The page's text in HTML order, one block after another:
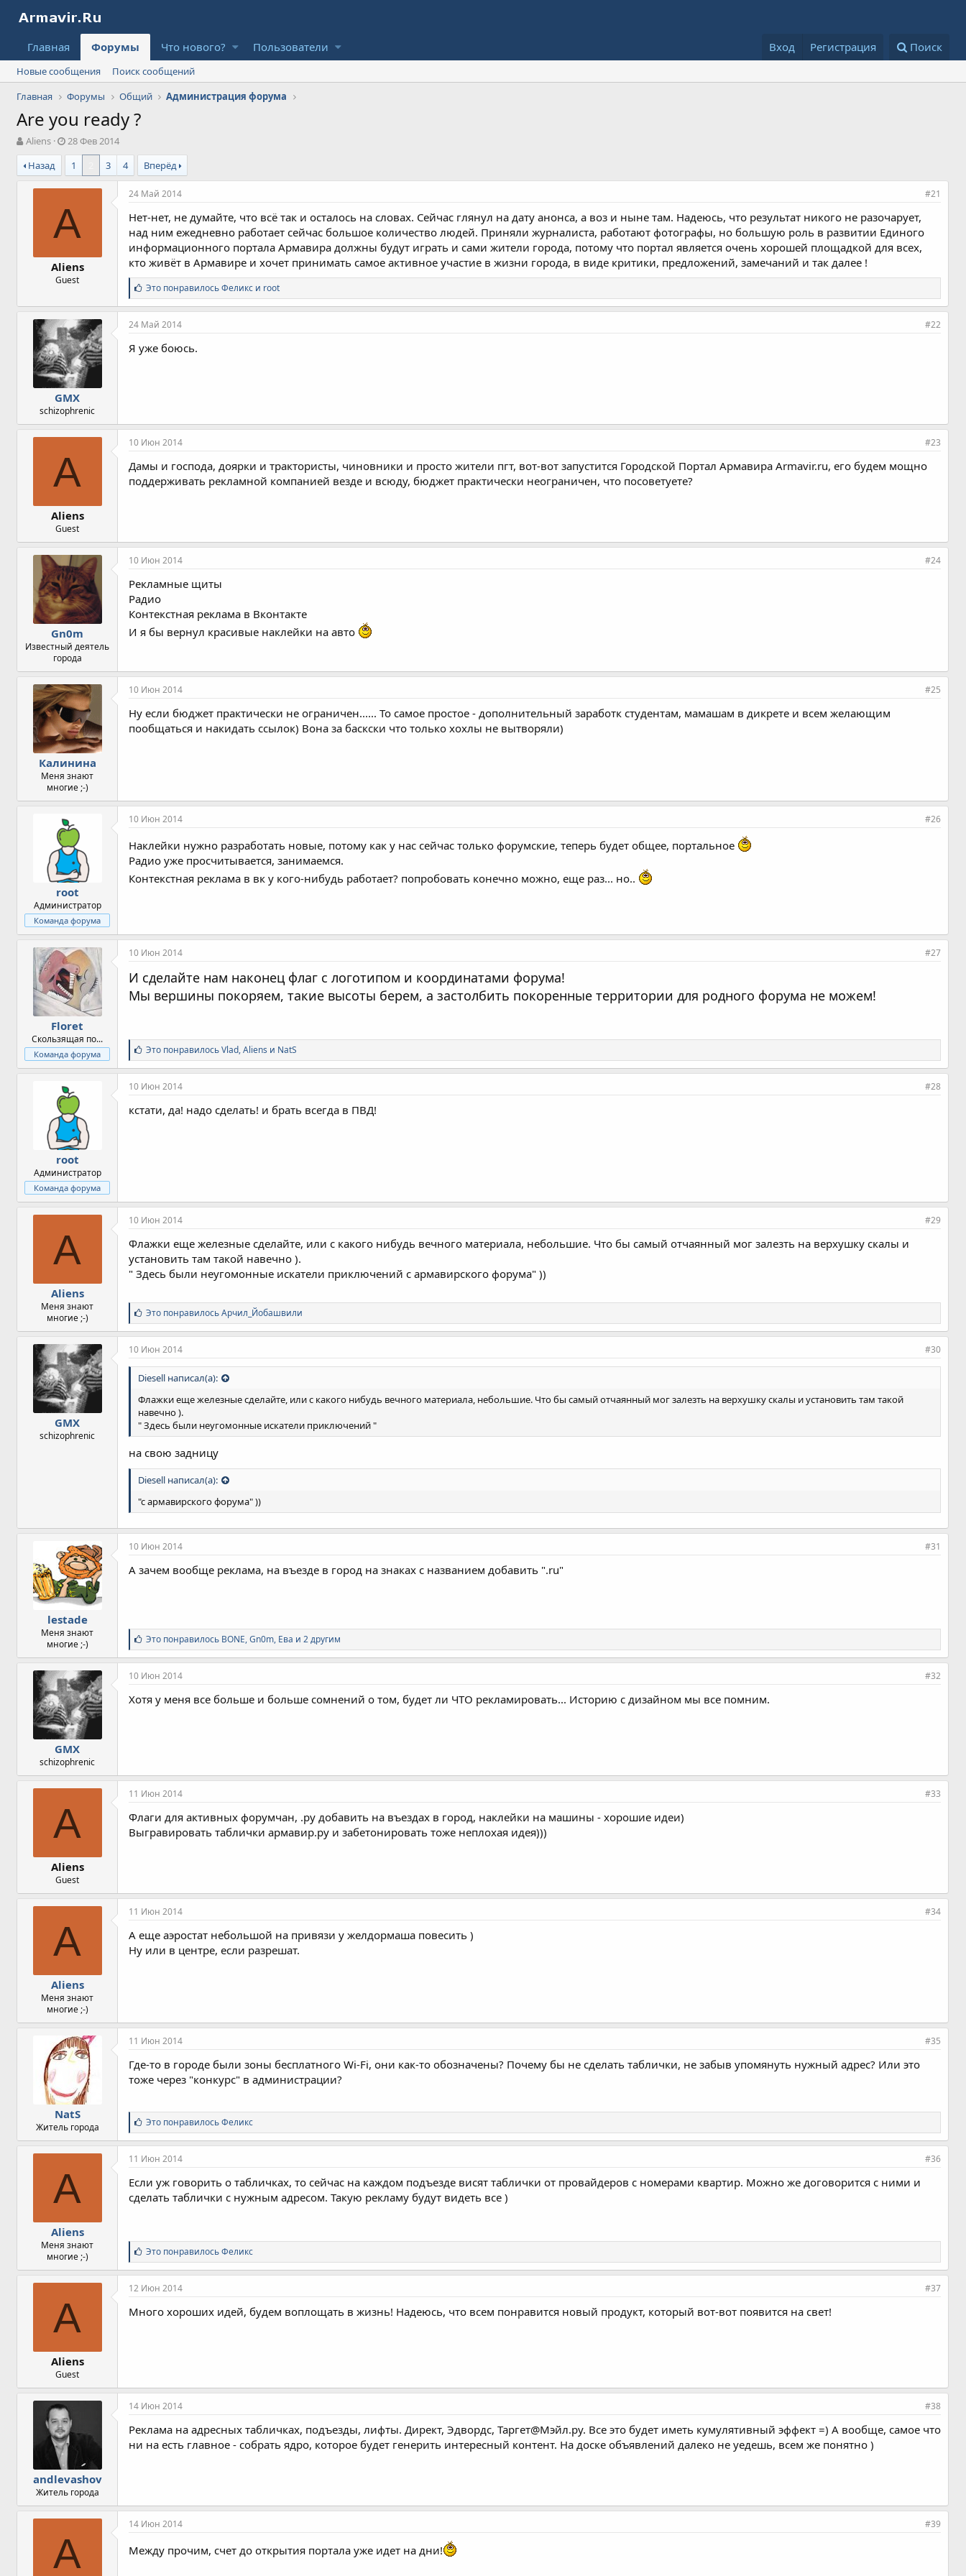
Главная Форумы Что нового? Пользователи Вход Регистрация Поиск
Новые сообщения
Поиск сообщений
Главная
Форумы Общий Администрация форума
Are you ready ?
А
в
т
о
Aliens
Д
а
а
н
ч
а
а
28 Фев 2014
Назад
1 3 4 Вперёд
A
Aliens
Guest
24 Май 2014 #21
Нет-нет, не думайте, что всё так и осталось на словах. Сейчас глянул на дату анонса, а воз и ныне там. Надеюсь, что результат никого не разочарует,
над ним ежедневно работает сейчас большое количество людей. Приняли журналиста, работают фотографы, но большую роль в развитии Единого
информационного портала Армавира должны будут играть и сами жители города, потому что портал является очень хорошей площадкой для всех,
кто живёт в Армавире и хочет принимать самое активное участие в жизни города, в виде критики, предложений, замечаний и так далее !
С
и
м
п
т
и
Это понравилосьФеликс и root
GMX
schizophrenic
24 Май 2014 #22
Я уже боюсь.
A
Aliens
Guest
10 Июн 2014 #23
Дамы и господа, доярки и трактористы, чиновники и просто жители пгт, вот-вот запустится Городской Портал Армавира Armavir.ru, его будем мощно
поддерживать рекламной компанией везде и всюду, бюджет практически неограничен, что посоветуете?
Gn0m
Известный деятель
города
10 Июн 2014 #24
Рекламные щиты
Радио
Контекстная реклама в Вконтакте
И я бы вернул красивые наклейки на авто
Калинина
Меня знают
многие ;-)
10 Июн 2014 #25
Ну если бюджет практически не ограничен...... То самое простое - дополнительный заработк студентам, мамашам в дикрете и всем желающим
пообщаться и накидать ссылок) Вона за баскски что только хохлы не вытворяли)
root
Администратор
Команда форума
10 Июн 2014 #26
Наклейки нужно разработать новые, потому как у нас сейчас только форумские, теперь будет общее, портальное
Радио уже просчитывается, занимаемся.
Контекстная реклама в вк у кого-нибудь работает? попробовать конечно можно, еще раз... но..
Floret
Скользящая по...
Команда форума
10 Июн 2014 #27
И сделайте нам наконец флаг с логотипом и координатами форума!
Мы вершины покоряем, такие высоты берем, а застолбить покоренные территории для родного форума не можем!
С
и
м
п
т
и
Это понравилосьVlad,Aliens и NatS
root
Администратор
Команда форума
10 Июн 2014 #28
кстати, да! надо сделать! и брать всегда в ПВД!
A
Aliens
Меня знают
многие ;-)
10 Июн 2014 #29
Флажки еще железные сделайте, или с какого нибудь вечного материала, небольшие. Что бы самый отчаянный мог залезть на верхушку скалы и
установить там такой навечно ).
" Здесь были неугомонные искатели приключений с армавирского форума" ))
С
и
м
п
т
и
:
Это понравилосьАрчил_Йобашвили
GMX
schizophrenic
10 Июн 2014 #30
Diesell написал(а):
Флажки еще железные сделайте, или с какого нибудь вечного материала, небольшие. Что бы самый отчаянный мог залезть на верхушку скалы и установить там такой
навечно ).
" Здесь были неугомонные искатели приключений "
на свою задницу
Diesell написал(а):
"с армавирского форума" ))
lestade
Меня знают
многие ;-)
10 Июн 2014 #31
А зачем вообще реклама, на въезде в город на знаках с названием добавить ".ru"
С
и
м
п
т
и
Это понравилось BONE,Gn0m, Ева и 2 другим
GMX
schizophrenic
10 Июн 2014 #32
Хотя у меня все больше и больше сомнений о том, будет ли ЧТО рекламировать... Историю с дизайном мы все помним.
A
Aliens
Guest
11 Июн 2014 #33
Флаги для активных форумчан, .ру добавить на въездах в город, наклейки на машины - хорошие идеи)
Выгравировать таблички армавир.ру и забетонировать тоже неплохая идея)))
A
Aliens
Меня знают
многие ;-)
11 Июн 2014 #34
А еще аэростат небольшой на привязи у желдормаша повесить )
Ну или в центре, если разрешат.
NatS
Житель города
11 Июн 2014 #35
Где-то в городе были зоны бесплатного Wi-Fi, они как-то обозначены? Почему бы не сделать таблички, не забыв упомянуть нужный адрес? Или это
тоже через "конкурс" в администрации?
С
и
м
п
т
и
и
Это понравилосьФеликс
A
Aliens
Меня знают
многие ;-)
11 Июн 2014 #36
Если уж говорить о табличках, то сейчас на каждом подъезде висят таблички от провайдеров с номерами квартир. Можно же договорится с ними и
сделать таблички с нужным адресом. Такую рекламу будут видеть все )
С
и
м
п
т
и
Это понравилосьФеликс
A
Aliens
Guest
12 Июн 2014 #37
Много хороших идей, будем воплощать в жизнь! Надеюсь, что всем понравится новый продукт, который вот-вот появится на свет!
andlevashov
Житель города
14 Июн 2014 #38
Реклама на адресных табличках, подъезды, лифты. Директ, Эдвордс, Таргет@Мэйл.ру. Все это будет иметь кумулятивный эффект =) А вообще, самое что
ни на есть главное - собрать ядро, которое будет генерить интересный контент. На доске объявлений далеко не уедешь, всем же понятно )
A
14 Июн 2014 #39
Между прочим, счет до открытия портала уже идет на дни!